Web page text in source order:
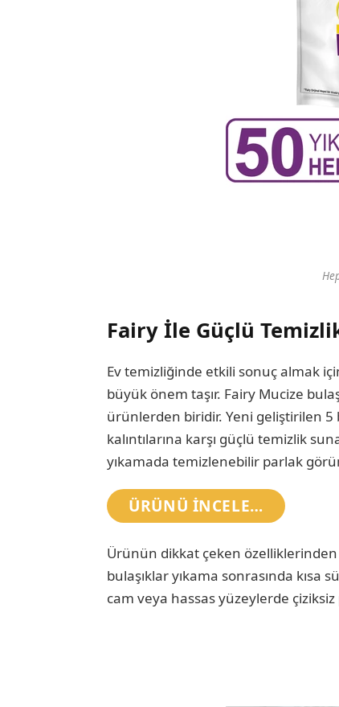
Fairy İle Güçlü
Ev temizliğinde etkili sonuç almak
büyük önem taşır. Fairy Mucize
ürünlerden biridir. Yeni geliştirilen
kalıntılarına karşı güçlü temizlik
yıkamada temizlenebilir parlak
ÜRÜNÜ INCELE…
Ürünün dikkat çeken özelliklerinden
bulaşıklar yıkama sonrasında kısa
cam veya hassas yüzeylerde